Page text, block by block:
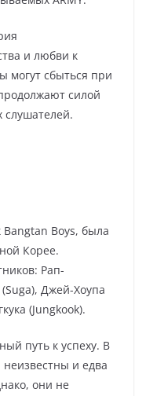
и любви к
могут сбыться при
силой
слушателей.
Bangtan Boys, была
Корее.
Рап-
Джей-Хоупа
(Jungkook).
путь к успеху. В
и едва
они не